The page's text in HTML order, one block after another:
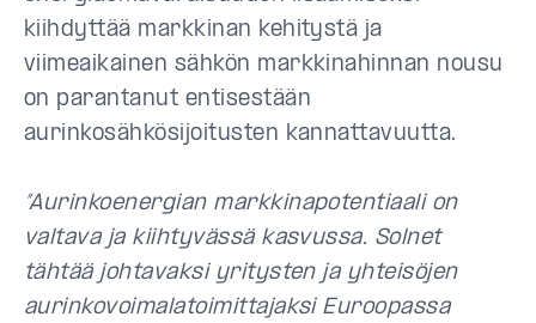
kiihdyttää markkinan kehitystä ja
viimeaikainen sähkön markkinahinnan nousu
on parantanut entisestään
aurinkosähkösijoitusten kannattavuutta.
”Aurinkoenergian markkinapotentiaali on
valtava ja kiihtyvässä kasvussa. Solnet
tähtää johtavaksi yritysten ja yhteisöjen
aurinkovoimalatoimittajaksi Euroopassa